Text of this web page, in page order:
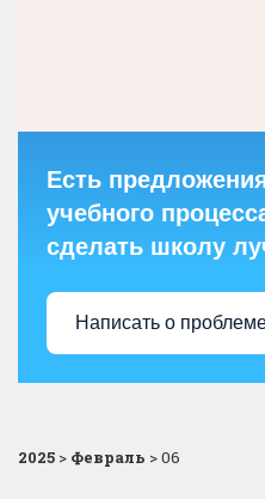
Есть
учебного
сделать школу
Написать о
2025 > Февраль >06